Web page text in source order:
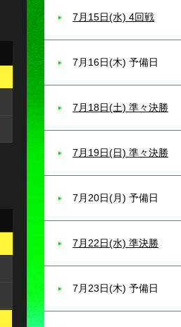
7月15日(水) 4回戦
7月16日(木) 予備日
7月18日(土) 準々決勝
7月19日(日) 準々決勝
7月20日(月) 予備日
7月22日(水) 準決勝
7月23日(木) 予備日